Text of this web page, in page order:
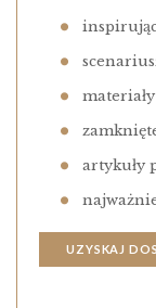
artykuły
UZYSKAJ